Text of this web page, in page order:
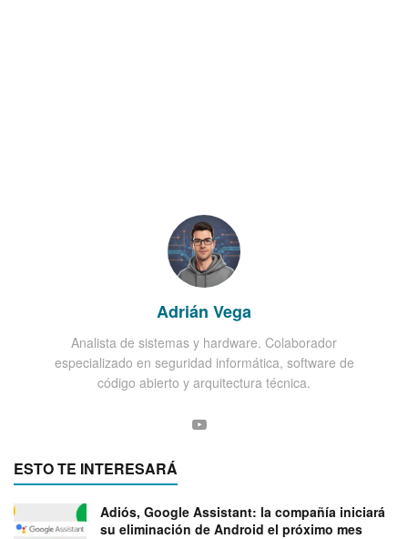
Adrián Vega
Analista de sistemas y hardware. Colaborador
especializado en seguridad informática, software de
código abierto y arquitectura técnica.
ESTO TE INTERESARÁ
Adiós, Google Assistant: la compañía iniciará
su eliminación de Android el próximo mes